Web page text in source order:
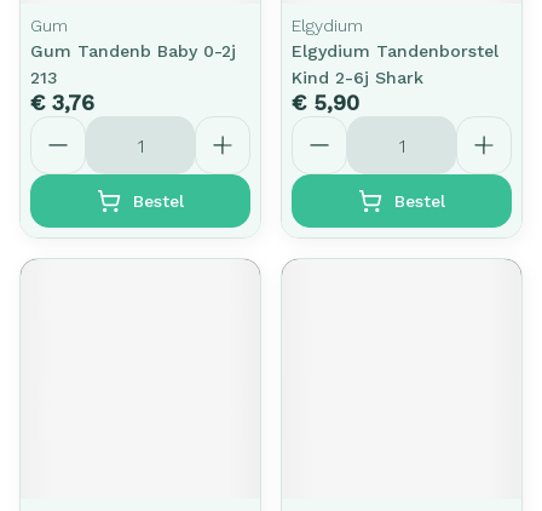
Gum
Gum Tandenb Baby 0-2j
213
€ 3,76
Aantal
Bestel
Elgydium
Elgydium Tandenborstel
Kind 2-6j Shark
€ 5,90
Aantal
Bestel